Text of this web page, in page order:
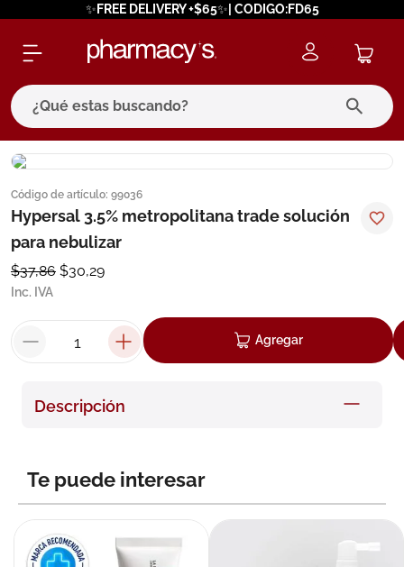
✨FREE DELIVERY +$65✨| CODIGO:FD65
¿Qué estas buscando?
Código de artículo: 99036
Hypersal 3.5% metropolitana trade solución
para nebulizar
$37,86 $30,29
Inc. IVA
Agregar
Descripción
Te puede interesar
términos más buscados
1. eucerin
3 . bioderma
4.
5. cerave
roche posay
10 pañales